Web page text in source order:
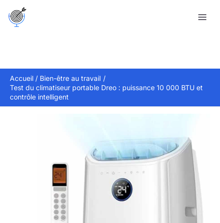
Accueil
Bien-être au travail
Test du climatiseur portable Dreo : puissance 10 000 BTU et
contrôle intelligent
e
r
c
h